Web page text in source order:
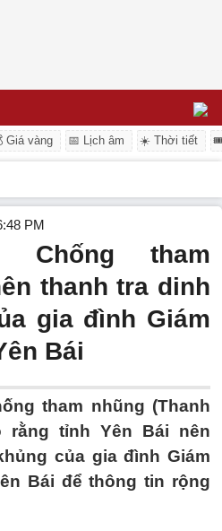
Giá vàng 📅 Lịch âm ☀️ Thời tiết
PM
Chống tham
thanh tra dinh
gia đình Giám
Bái
tham nhũng (Thanh
rằng tỉnh Yên Bái nên
của gia đình Giám
Bái để thông tin rộng